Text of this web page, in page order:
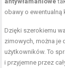
obawy o ewentualną
Dzięki szerokiemu
zimowych, można
użytkowników. To
i przyjemne przez